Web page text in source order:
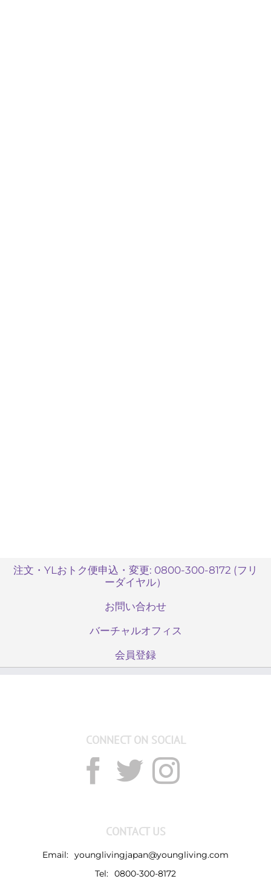
注文・YLおトク便申込・変更: 0800-300-8172 (フリ
ーダイヤル）
お問い合わせ
バーチャルオフィス
会員登録
CONNECT ON SOCIAL
CONTACT US
Email: younglivingjapan@youngliving.com
Tel: 0800-300-8172